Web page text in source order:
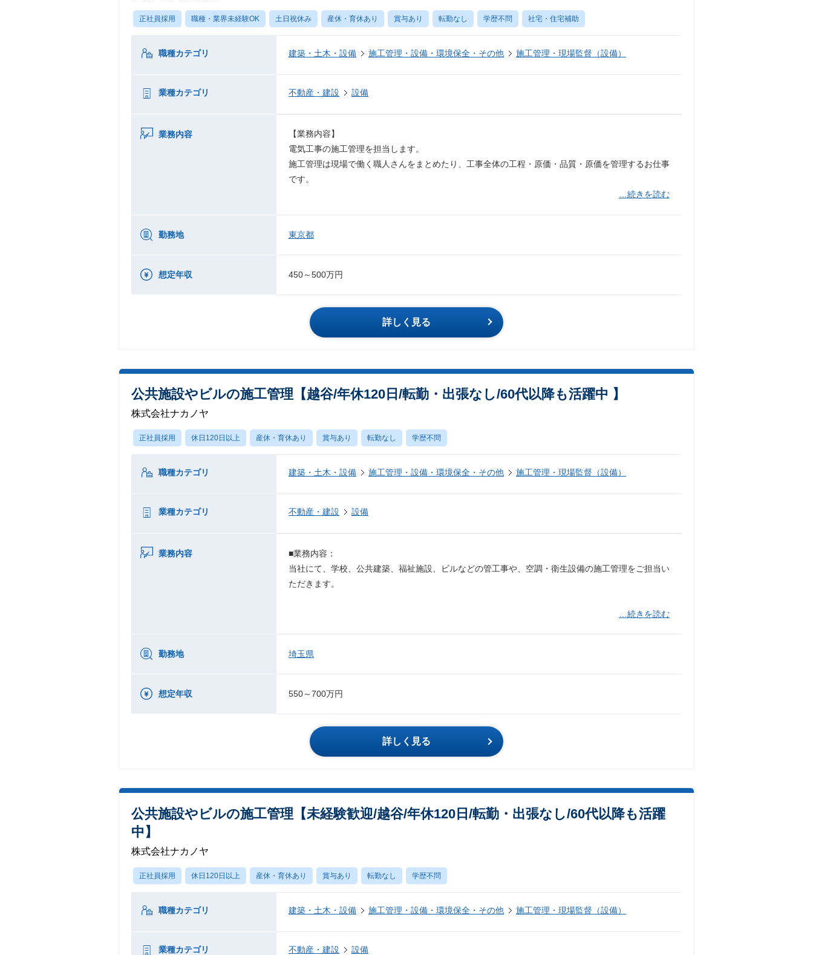
正社員採用 職種・業界未経験OK 土日祝休み 産休・育休あり 賞与あり 転勤なし 学歴不問 社宅・住宅補助
職種カテゴリ 建築・土木・設備 施工管理・設備・環境保全・その他 施工管理・現場監督（設備）
業種カテゴリ 不動産・建設 設備
業務内容
【業務内容】
電気工事の施工管理を担当します。
施工管理は現場で働く職人さんをまとめたり、工事全体の工程・原価・品質・原価を管理するお仕事
です。
…続きを読む
勤務地 東京都
想定年収 450～500万円
詳しく見る
公共施設やビルの施工管理【越谷/年休120日/転勤・出張なし/60代以降も活躍中 】
株式会社ナカノヤ
正社員採用 休日120日以上 産休・育休あり 賞与あり 転勤なし 学歴不問
職種カテゴリ 建築・土木・設備 施工管理・設備・環境保全・その他 施工管理・現場監督（設備）
業種カテゴリ 不動産・建設 設備
業務内容
■業務内容：
当社にて、学校、公共建築、福祉施設、ビルなどの管工事や、空調・衛生設備の施工管理をご担当い
ただきます。
…続きを読む
勤務地 埼玉県
想定年収 550～700万円
詳しく見る
公共施設やビルの施工管理【未経験歓迎/越谷/年休120日/転勤・出張なし/60代以降も活躍
中】
株式会社ナカノヤ
正社員採用 休日120日以上 産休・育休あり 賞与あり 転勤なし 学歴不問
職種カテゴリ 建築・土木・設備 施工管理・設備・環境保全・その他 施工管理・現場監督（設備）
業種カテゴリ 不動産・建設 設備